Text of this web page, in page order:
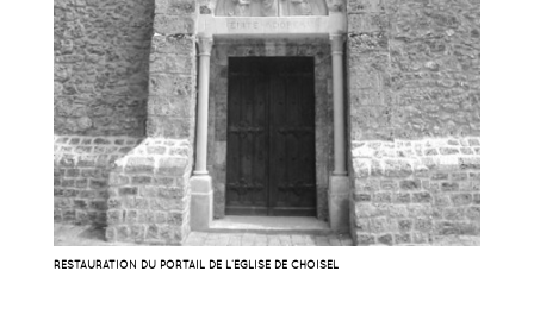
RESTAURATION DU PORTAIL DE L’ÉGLISE DE CHOISEL